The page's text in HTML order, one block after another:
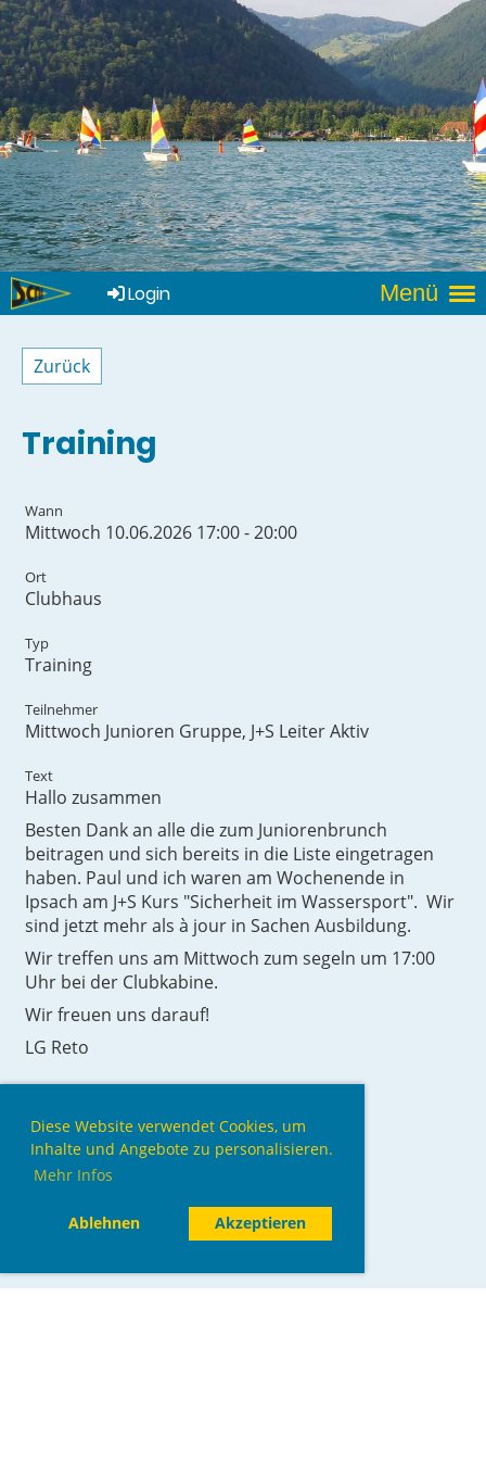
Diese Website verwendet Cookies, um
Inhalte und Angebote zu personalisieren.
Mehr Infos
Ablehnen Akzeptieren
Menü
Login
Zurück
Training
Wann
Mittwoch 10.06.2026 17:00 - 20:00
Ort
Clubhaus
Typ
Training
Teilnehmer
Mittwoch Junioren Gruppe, J+S Leiter Aktiv
Text
Hallo zusammen
Besten Dank an alle die zum Juniorenbrunch
beitragen und sich bereits in die Liste eingetragen
haben. Paul und ich waren am Wochenende in
Ipsach am J+S Kurs "Sicherheit im Wassersport". Wir
sind jetzt mehr als à jour in Sachen Ausbildung.
Wir treffen uns am Mittwoch zum segeln um 17:00
Uhr bei der Clubkabine.
Wir freuen uns darauf!
LG Reto